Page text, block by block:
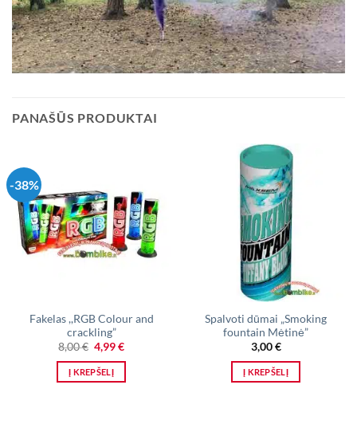
PANAŠŪS PRODUKTAI
-38%
Fakelas ,,RGB Colour and
crackling”
8,00€ Original
price
was:
8,00 €.
4,99€Current
is:
Į KREPŠELĮ
Spalvoti dūmai „Smoking
fountain Mėtinė”
3,00€
Į KREPŠELĮ